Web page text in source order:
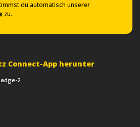
du automatisch unserer
zu.
Connect-App herunter